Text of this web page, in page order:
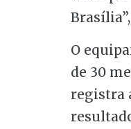
O
de 30
registra